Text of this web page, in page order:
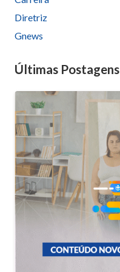
Diretriz
Gnews
Últimas Postagens